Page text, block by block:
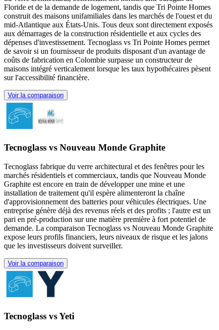
Floride et de la demande de logement, tandis que Tri Pointe Homes
construit des maisons unifamiliales dans les marchés de l'ouest et du
mid‑Atlantique aux États‑Unis. Tous deux sont directement exposés
aux démarrages de la construction résidentielle et aux cycles des
dépenses d'investissement. Tecnoglass vs Tri Pointe Homes permet
de savoir si un fournisseur de produits disposant d'un avantage de
coûts de fabrication en Colombie surpasse un constructeur de
maisons intégré verticalement lorsque les taux hypothécaires pèsent
sur l'accessibilité financière.
Voir la comparaison
Tecnoglass vs Nouveau Monde Graphite
Tecnoglass fabrique du verre architectural et des fenêtres pour les
marchés résidentiels et commerciaux, tandis que Nouveau Monde
Graphite est encore en train de développer une mine et une
installation de traitement qu'il espère alimenteront la chaîne
d'approvisionnement des batteries pour véhicules électriques. Une
entreprise génère déjà des revenus réels et des profits ; l'autre est un
pari en pré-production sur une matière première à fort potentiel de
demande. La comparaison Tecnoglass vs Nouveau Monde Graphite
expose leurs profils financiers, leurs niveaux de risque et les jalons
que les investisseurs doivent surveiller.
Voir la comparaison
Tecnoglass vs Yeti